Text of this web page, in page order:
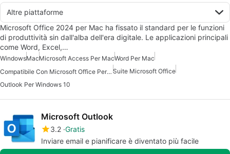
Altre piattaforme
Microsoft Office 2024 per Mac ha fissato il standard per le funzioni
di produttività sin dall'alba dell'era digitale. Le applicazioni principali
come Word, Excel,…
WindowsMacMicrosoft Access Per MacWord Per Mac
Compatibile Con Microsoft Office Per Mac Suite Microsoft Office
Outlook Per Windows 10
Microsoft Outlook
3.2 Gratis
Inviare email e pianificare è diventato più facile